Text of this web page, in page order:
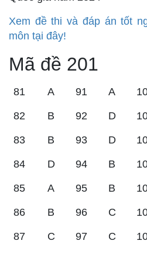
Xem đề thi và đáp án tốt
môn tại đây!
Mã đề 201
81 A 91 A
82 B 92 D
83 B 93 D
84 D 94 B
85 A 95 B
86 B 96 C
87 C 97 C